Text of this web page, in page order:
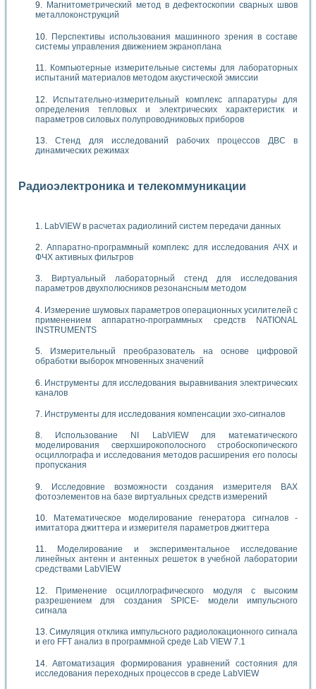
Магнитометрический метод в дефектоскопии сварных швов
металлоконструкций
Перспективы использования машинного зрения в составе
системы управления движением экраноплана
Компьютерные измерительные системы для лабораторных
испытаний материалов методом акустической эмиссии
Испытательно-измерительный комплекс аппаратуры для
определения тепловых и электрических характеристик и
параметров силовых полупроводниковых приборов
Стенд для исследований рабочих процессов ДВС в
динамических режимах
Радиоэлектроника и телекоммуникации
LabVIEW в расчетах радиолиний систем передачи данных
Аппаратно-программный комплекс для исследования АЧХ и
ФЧХ активных фильтров
Виртуальный лабораторный стенд для исследования
параметров двухполюсников резонансным методом
Измерение шумовых параметров операционных усилителей с
применением аппаратно-программных средств NATIONAL
INSTRUMENTS
Измерительный преобразователь на основе цифровой
обработки выборок мгновенных значений
Инструменты для исследования выравнивания электрических
каналов
Инструменты для исследования компенсации эхо-сигналов
Использование NI LabVIEW для математического
моделирования сверхширокополосного стробоскопического
осциллографа и исследования методов расширения его полосы
пропускания
Исследовние возможности создания измерителя ВАХ
фотоэлементов на базе виртуальных средств измерений
Математическое моделирование генератора сигналов -
имитатора джиттера и измерителя параметров джиттера
Моделирование и экспериментальное исследование
линейных антенн и антенных решеток в учебной лаборатории
средствами LabVIEW
Применение осциллографического модуля с высоким
разрешением для создания SPICE- модели импульсного
сигнала
Симуляция отклика импульсного радиолокационного сигнала
и его FFT анализ в программной среде Lab VIEW 7.1
Автоматизация формирования уравнений состояния для
исследования переходных процессов в среде LabVIEW